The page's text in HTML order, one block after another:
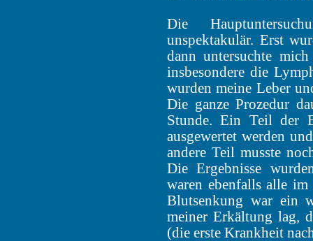
Die
unspektakulär. Erst
dann untersuchte
insbesondere die
wurden meine Leber
Die ganze Prozedur
Stunde. Ein Teil der
ausgewertet werden
andere Teil musste
Die Ergebnisse
waren ebenfalls alle
Blutsenkung war ein
meiner Erkältung lag,
(die erste Krankheit